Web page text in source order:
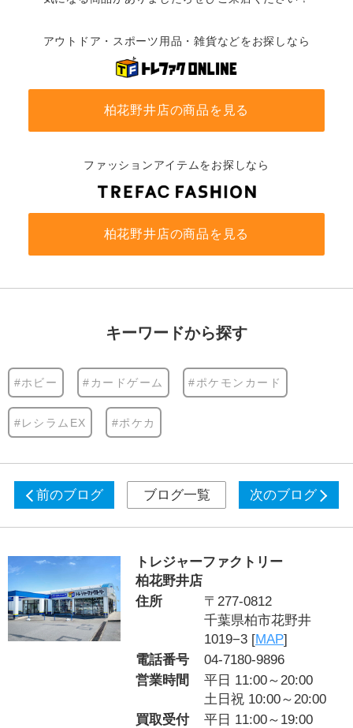
アウトドア・スポーツ用品・雑貨などをお探しなら
柏花野井店の商品を見る
ファッションアイテムをお探しなら
柏花野井店の商品を見る
キーワードから探す
#ホビー #カードゲーム #ポケモンカード
#レシラムEX #ポケカ
前のブログ ブログ一覧 次のブログ
トレジャーファクトリー
柏花野井店
住所
〒277-0812
千葉県柏市花野井
1019−3 [MAP]
電話番号
04-7180-9896
営業時間
平日 11:00～20:00
土日祝 10:00～20:00
買取受付
平日 11:00～19:00